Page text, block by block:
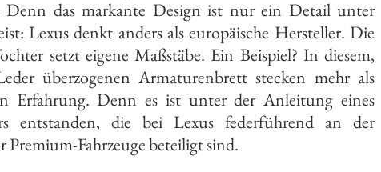
Denn das markante Design ist nur ein Detail unter
Lexus denkt anders als europäische Hersteller. Die
setzt eigene Maßstäbe. Ein Beispiel? In diesem,
überzogenen Armaturenbrett stecken mehr als
Erfahrung. Denn es ist unter der Anleitung eines
entstanden, die bei Lexus federführend an der
Fahrzeuge beteiligt sind.